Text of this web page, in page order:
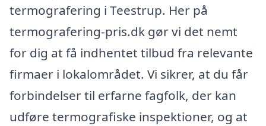
termografering i Teestrup. Her på
termografering-pris.dk gør vi det nemt
for dig at få indhentet tilbud fra relevante
firmaer i lokalområdet. Vi sikrer, at du får
forbindelser til erfarne fagfolk, der kan
udføre termografiske inspektioner, og at